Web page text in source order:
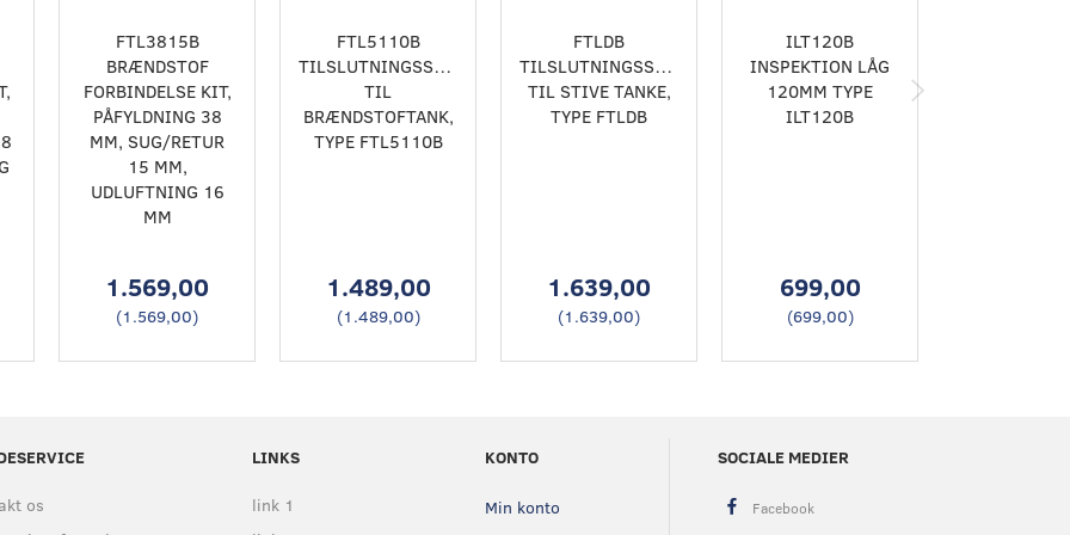
FTL3815B
BRÆNDSTOF
FORBINDELSE KIT,
PÅFYLDNING 38
MM, SUG/RETUR
15 MM,
UDLUFTNING 16
MM
1.569,00
(1.569,00)
FTL5110B
TILSLUTNINGSSÆT
TIL
BRÆNDSTOFTANK,
TYPE FTL5110B
1.489,00
(1.489,00)
FTLDB
TILSLUTNINGSSÆT
TIL STIVE TANKE,
TYPE FTLDB
1.639,00
(1.639,00)
ILT120B
INSPEKTION LÅG
120MM TYPE
ILT120B
699,00
(699,00)
os
LINKS
link 1
KONTO
Min konto
SOCIALE MEDIER